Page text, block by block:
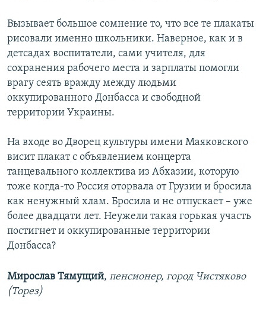
Вызывает большое сомнение то, что все те плакаты
рисовали именно школьники. Наверное, как и в
детсадах воспитатели, сами учителя, для
сохранения рабочего места и зарплаты помогли
врагу сеять вражду между людьми
оккупированного Донбасса и свободной
территории Украины.
На входе во Дворец культуры имени Маяковского
висит плакат с объявлением концерта
танцевального коллектива из Абхазии, которую
тоже когда-то Россия оторвала от Грузии и бросила
как ненужный хлам. Бросила и не отпускает – уже
более двадцати лет. Неужели такая горькая участь
постигнет и оккупированные территории
Донбасса?
Мирослав Тямущий, пенсионер, город Чистяково
(Торез)